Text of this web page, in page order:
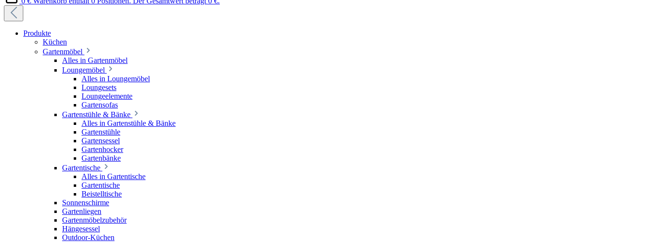
Produkte
Küchen
Gartenmöbel
Alles in Gartenmöbel
Loungemöbel
Alles in Loungemöbel
Loungesets
Loungeelemente
Gartensofas
Gartenstühle & Bänke
Alles in Gartenstühle & Bänke
Gartenstühle
Gartensessel
Gartenhocker
Gartenbänke
Gartentische
Alles in Gartentische
Gartentische
Beistelltische
Sonnenschirme
Gartenliegen
Gartenmöbelzubehör
Hängesessel
Outdoor-Küchen